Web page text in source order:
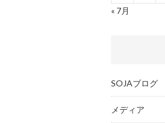
« 7月
SOJAブログ
メディア